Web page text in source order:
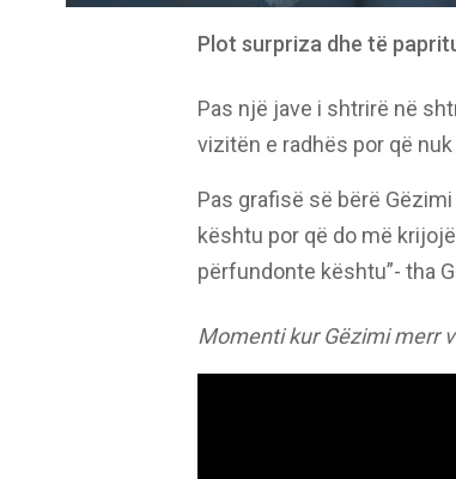
Plot surpriza dhe të
Pas një jave i shtrirë në
vizitën e radhës por që
Pas grafisë së bërë
kështu por që do më
përfundonte kështu”- tha
Momenti kur Gëzimi merr